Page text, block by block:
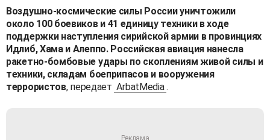
Воздушно-космические силы России уничтожили
около 100 боевиков и 41 единицу техники в ходе
поддержки наступления сирийской армии в провинциях
Идлиб, Хама и Алеппо. Российская авиация нанесла
ракетно-бомбовые удары по скоплениям живой силы и
техники, складам боеприпасов и вооружения
террористов, передает ArbatMedia .